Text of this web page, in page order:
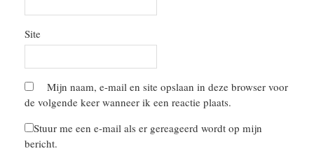
Site
Mijn naam, e-mail en site opslaan in deze browser voor
de volgende keer wanneer ik een reactie plaats.
Stuur me een e-mail als er gereageerd wordt op mijn
bericht.